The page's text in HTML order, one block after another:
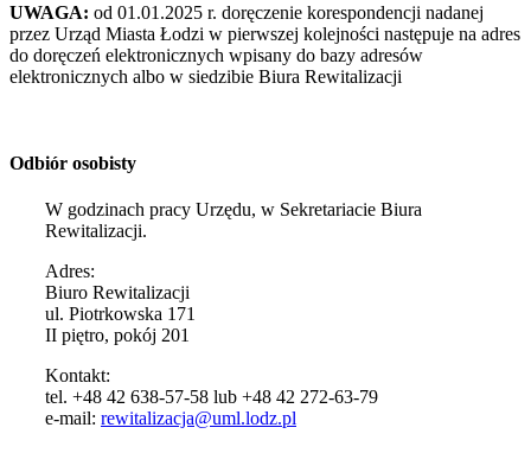
UWAGA: od 01.01.2025 r. doręczenie korespondencji nadanej
przez Urząd Miasta Łodzi w pierwszej kolejności następuje na adres
do doręczeń elektronicznych wpisany do bazy adresów
elektronicznych albo w siedzibie Biura Rewitalizacji
Odbiór osobisty
W godzinach pracy Urzędu, w Sekretariacie Biura
Rewitalizacji.
Adres:
Biuro Rewitalizacji
ul. Piotrkowska 171
II piętro, pokój 201
Kontakt:
tel. +48 42 638-57-58 lub +48 42 272-63-79
e-mail: rewitalizacja@uml.lodz.pl